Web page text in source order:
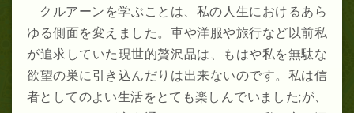
クルアーンを学ぶことは、私の人生におけるあら
ゆる側面を変えました。車や洋服や旅行など以前私
が追求していた現世的贅沢品は、もはや私を無駄な
欲望の巣に引き込んだりは出来ないのです。私は信
者としてのよい生活をとても楽しんでいました;が、